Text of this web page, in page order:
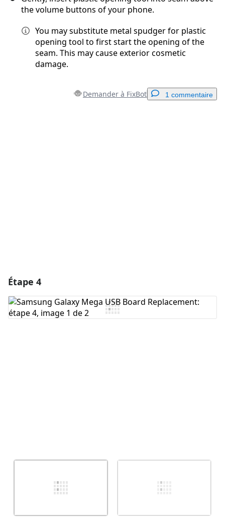
the volume buttons of your phone.
You may substitute metal spudger for plastic
opening tool to first start the opening of the
seam. This may cause exterior cosmetic
damage.
Demander à FixBot 1 commentaire
Étape 4